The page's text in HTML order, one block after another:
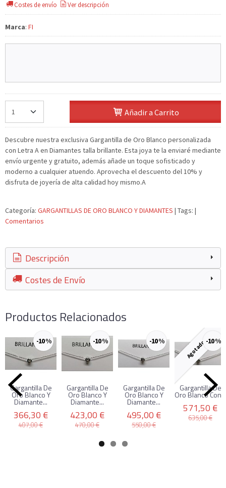
Costes de envío Ver descripción
Marca: FI
Añadir a Carrito
Descubre nuestra exclusiva Gargantilla de Oro Blanco personalizada
con Letra A en Diamantes talla brillante. Esta joya te la enviaré mediante
envío urgente y gratuito, además añade un toque sofisticado y
moderno a cualquier atuendo. Aprovecha el descuento del 10% y
disfruta de joyería de alta calidad hoy mismo.A
Categoría: GARGANTILLAS DE ORO BLANCO Y DIAMANTES | Tags: |
Comentarios
Descripción
Costes de Envío
Productos Relacionados
-10 %
Gargantilla De
Oro Blanco Y
Diamante...
366,30 €
407,00 €
-10 %
Gargantilla De
Oro Blanco Y
Diamante...
423,00 €
470,00 €
-10 %
Gargantilla De
Oro Blanco Y
Diamante...
495,00 €
550,00 €
Agotado-10 %
Gargantilla De
Oro Blanco Con...
571,50 €
635,00 €